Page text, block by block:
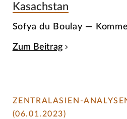
Kasachstan
Sofya du Boulay —
Zum Beitrag
ZENTRALASIEN-
(06.01.2023)